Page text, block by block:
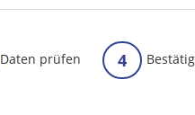
Daten prüfen 4